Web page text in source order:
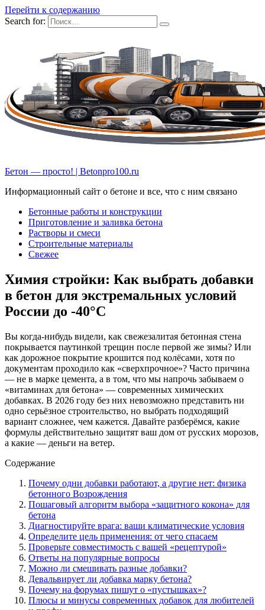
Перейти к содержанию
Search for:
Бетон — просто! | Betonpro100.ru
Информационный сайт о бетоне и все, что с ним связано
Бетонные работы и конструкции
Приготовление и заливка бетона
Растворы и смеси
Строительные материалы
Свежее
Химия стройки: Как выбрать добавки
в бетон для экстремальных условий
России до -40°C
Вы когда-нибудь видели, как свежезалитая бетонная стена
покрывается паутинкой трещин после первой же зимы? Или
как дорожное покрытие крошится под колёсами, хотя по
документам проходило как «сверхпрочное»? Часто причина
— не в марке цемента, а в том, что мы напрочь забываем о
«витаминах для бетона» — современных химических
добавках. В 2026 году без них невозможно представить ни
одно серьёзное строительство, но выбрать подходящий
вариант сложнее, чем кажется. Давайте разберёмся, какие
формулы действительно защитят ваш дом от русских морозов,
а какие — деньги на ветер.
Содержание
Почему одни добавки работают, а другие нет: физика
бетонного Возрождения
Пошаговый алгоритм выбора «защитного кокона» для
бетона
Диагностируйте врага: ваши климатические условия
Определите цель применения: от чего спасаем
Проверьте совместимость с вашей «рецептурой»
Ответы на популярные вопросы
Можно ли смешивать разные добавки?
Девальвирует ли добавка марку бетона?
Почему на форумах пишут о «пустышках»?
Плюсы и минусы современных добавок для любителей